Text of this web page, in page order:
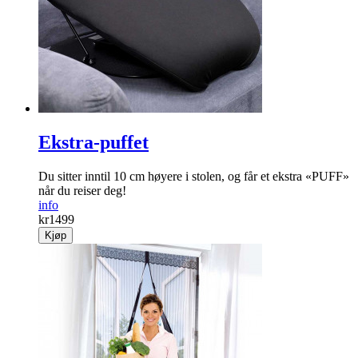
Ekstra-puffet
Du sitter inntil 10 cm høyere i stolen, og får et ekstra «PUFF»
når du reiser deg!
info
kr1499
Kjøp